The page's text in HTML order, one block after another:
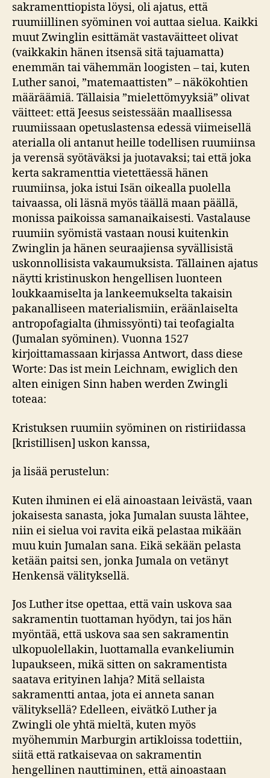
sakramenttiopista löysi, oli ajatus, että
ruumiillinen syöminen voi auttaa sielua. Kaikki
muut Zwinglin esittämät vastaväitteet olivat
(vaikkakin hänen itsensä sitä tajuamatta)
enemmän tai vähemmän loogisten – tai, kuten
Luther sanoi, ”matemaattisten” – näkökohtien
määräämiä. Tällaisia ”mielettömyyksiä” olivat
väitteet: että Jeesus seistessään maallisessa
ruumiissaan opetuslastensa edessä viimeisellä
aterialla oli antanut heille todellisen ruumiinsa
ja verensä syötäväksi ja juotavaksi; tai että joka
kerta sakramenttia vietettäessä hänen
ruumiinsa, joka istui Isän oikealla puolella
taivaassa, oli läsnä myös täällä maan päällä,
monissa paikoissa samanaikaisesti. Vastalause
ruumiin syömistä vastaan nousi kuitenkin
Zwinglin ja hänen seuraajiensa syvällisistä
uskonnollisista vakaumuksista. Tällainen ajatus
näytti kristinuskon hengellisen luonteen
loukkaamiselta ja lankeemukselta takaisin
pakanalliseen materialismiin, eräänlaiselta
antropofagialta (ihmissyönti) tai teofagialta
(Jumalan syöminen). Vuonna 1527
kirjoittamassaan kirjassa Antwort, dass diese
Worte: Das ist mein Leichnam, ewiglich den
alten einigen Sinn haben werden Zwingli
toteaa:
Kristuksen ruumiin syöminen on ristiriidassa
[kristillisen] uskon kanssa,
ja lisää perustelun:
Kuten ihminen ei elä ainoastaan leivästä, vaan
jokaisesta sanasta, joka Jumalan suusta lähtee,
niin ei sielua voi ravita eikä pelastaa mikään
muu kuin Jumalan sana. Eikä sekään pelasta
ketään paitsi sen, jonka Jumala on vetänyt
Henkensä välityksellä.
Jos Luther itse opettaa, että vain uskova saa
sakramentin tuottaman hyödyn, tai jos hän
myöntää, että uskova saa sen sakramentin
ulkopuolellakin, luottamalla evankeliumin
lupaukseen, mikä sitten on sakramentista
saatava erityinen lahja? Mitä sellaista
sakramentti antaa, jota ei anneta sanan
välityksellä? Edelleen, eivätkö Luther ja
Zwingli ole yhtä mieltä, kuten myös
myöhemmin Marburgin artikloissa todettiin,
siitä että ratkaisevaa on sakramentin
hengellinen nauttiminen, että ainoastaan